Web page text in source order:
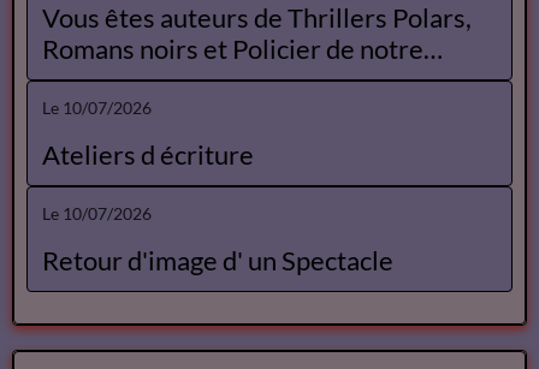
Vous êtes auteurs de Thrillers Polars,
Romans noirs et Policier de notre
Catalogue
Le 10/07/2026
Ateliers d écriture
Le 10/07/2026
Retour d'image d' un Spectacle